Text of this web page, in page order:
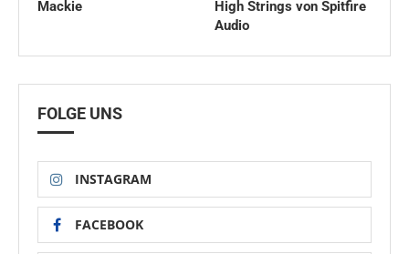
Mackie
High Strings von Spitfire
Audio
FOLGE UNS
INSTAGRAM
FACEBOOK